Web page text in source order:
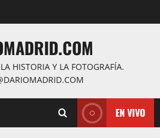
HISTORIA Y LA FOTOGRAFÍA.
EN VIVO